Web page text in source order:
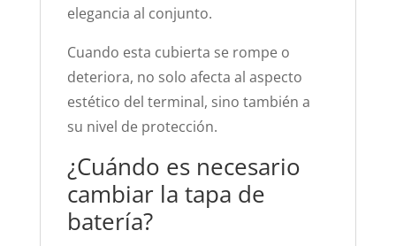
elegancia al conjunto.
Cuando esta cubierta se rompe o
deteriora, no solo afecta al aspecto
estético del terminal, sino también a
su nivel de protección.
¿Cuándo es necesario
cambiar la tapa de
batería?